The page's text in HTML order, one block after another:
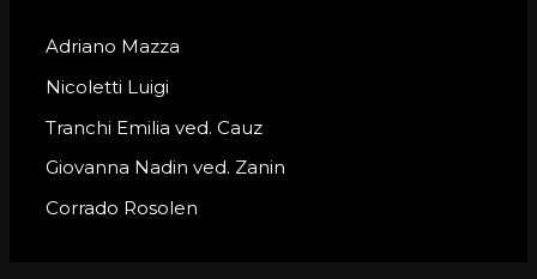
f
o
r
Adriano Mazza
Nicoletti Luigi
Tranchi Emilia ved. Cauz
Giovanna Nadin ved. Zanin
Corrado Rosolen